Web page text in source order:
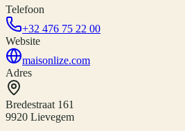
Telefoon
+32 476 75 22 00
Website
maisonlize.com
Adres
Bredestraat 161
9920 Lievegem